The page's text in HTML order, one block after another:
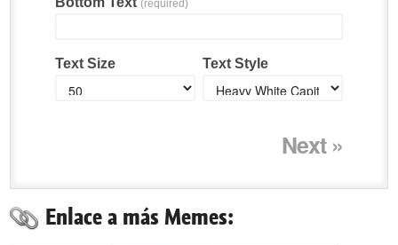
(required)
Text Size Text Style
Next »
Enlace a más Memes: